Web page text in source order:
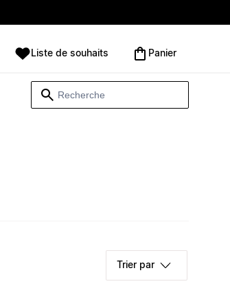
Liste de souhaits Panier
Trier par